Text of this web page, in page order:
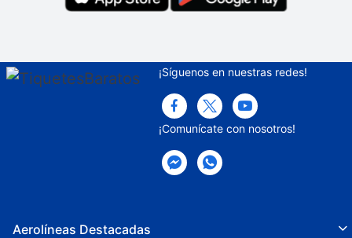
Propiedad libre de humo
Snack bar
¡Síguenos en nuestras redes!
¡Comunícate con nosotros!
Aerolíneas Destacadas